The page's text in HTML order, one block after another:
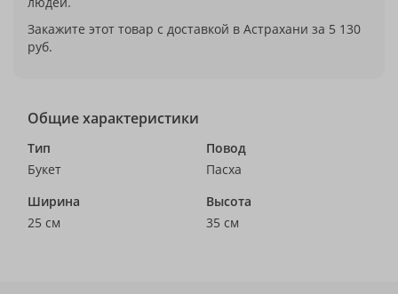
Закажите этот товар с доставкой в Астрахани за 5 130
руб.
Общие характеристики
Тип
Букет
Повод
Пасха
Ширина
25 см
Высота
35 см